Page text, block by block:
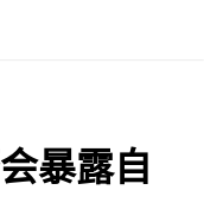
客
暴露自